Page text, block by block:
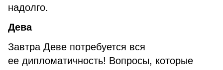
надолго.
Дева
Завтра Деве потребуется вся
ее дипломатичность! Вопросы, которые